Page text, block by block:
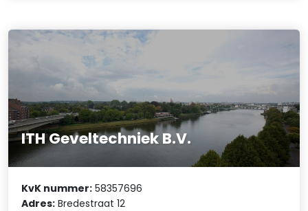
ITH Geveltechniek B.V.
KvK nummer: 58357696
Adres: Bredestraat 12